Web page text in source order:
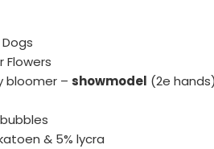
Flowers
bloomer –showmodel (2e hands)
& 5% lycra